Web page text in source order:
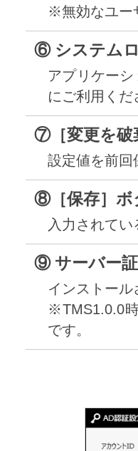
※無効なユー
⑥ システム
アプリケー
にご利用くだ
⑦［変更を破
設定値を前回
⑧［保存］ボ
入力されて
⑨ サーバー
インストー
※TMS1.0.0
です。